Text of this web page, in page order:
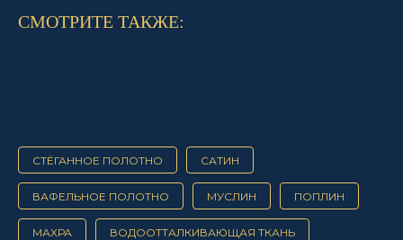
СМОТРИТЕ ТАКЖЕ:
СТЁГАННОЕ ПОЛОТНО САТИН
ВАФЕЛЬНОЕ ПОЛОТНО МУСЛИН ПОПЛИН
МАХРА ВОДООТТАЛКИВАЮЩАЯ ТКАНЬ